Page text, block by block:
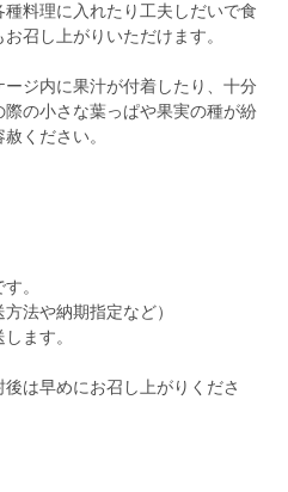
料理に入れたり工夫しだいで食
召し上がりいただけます。
ジ内に果汁が付着したり、十分
の小さな葉っぱや果実の種が紛
ください。
。
法や納期指定など）
ます。
は早めにお召し上がりくださ